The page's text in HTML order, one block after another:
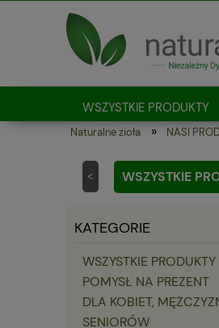
WSZYSTKIE PRODUKTY
Jak kupować?
Naturalne zioła » NASI
WSZYSTKIE
<
KATEGORIE
WSZYSTKIE PRODUKTY
POMYSŁ NA PREZENT
DLA KOBIET,
SENIORÓW